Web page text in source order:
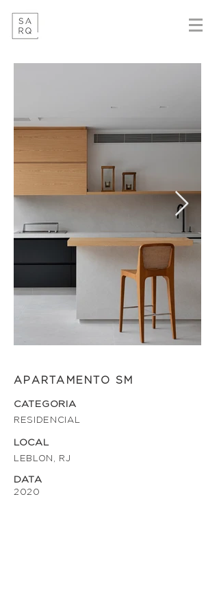
APARTAMENTO SM
CATEGORIA
RESIDENCIAL
LOCAL
LEBLON, RJ
DATA
2020